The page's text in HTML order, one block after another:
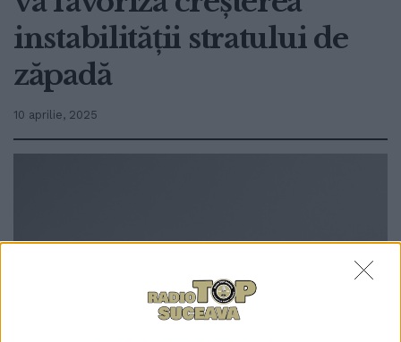
instabilității stratului de
zăpadă
10 aprilie, 2025